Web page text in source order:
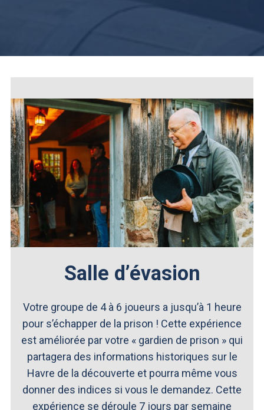
Salle d’évasion
Votre groupe de 4 à 6 joueurs a jusqu’à 1 heure
pour s’échapper de la prison ! Cette expérience
est améliorée par votre « gardien de prison » qui
partagera des informations historiques sur le
Havre de la découverte et pourra même vous
donner des indices si vous le demandez. Cette
expérience se déroule 7 jours par semaine